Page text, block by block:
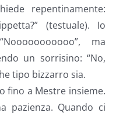
repentinamente:
(testuale). Io
ma
un sorrisino: “No,
tipo bizzarro sia.
fino a Mestre insieme.
pazienza. Quando ci